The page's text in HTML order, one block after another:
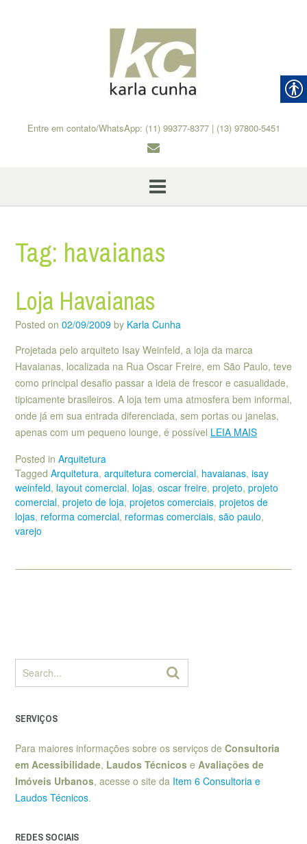
Entre em contato/WhatsApp: (11) 99377-8377 | (13) 97800-5451
Tag: havaianas
Loja Havaianas
Posted on 02/09/2009 by Karla Cunha
Projetada pelo arquiteto Isay Weinfeld, a loja da marca
Havaianas, localizada na Rua Oscar Freire, em São Paulo, teve
como principal desafio passar a ideia de frescor e casualidade,
tipicamente brasileiros. A loja tem uma atmosfera bem informal,
onde já em sua entrada diferenciada, sem portas ou janelas,
apenas com um pequeno lounge, é possível LEIA MAIS
Posted in Arquitetura
Tagged Arquitetura, arquitetura comercial, havaianas, isay
weinfeld, layout comercial, lojas, oscar freire, projeto, projeto
comercial, projeto de loja, projetos comerciais, projetos de
lojas, reforma comercial, reformas comerciais, são paulo,
varejo
SERVIÇOS
Para maiores informações sobre os serviços de Consultoria
em Acessibilidade, Laudos Técnicos e Avaliações de
Imóveis Urbanos, acesse o site da Item 6 Consultoria e
Laudos Técnicos.
REDES SOCIAIS